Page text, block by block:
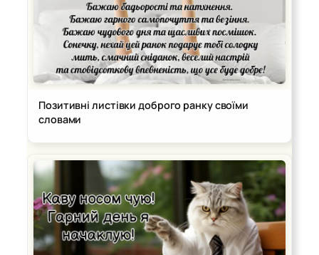
Позитивні листівки доброго ранку своїми
словами